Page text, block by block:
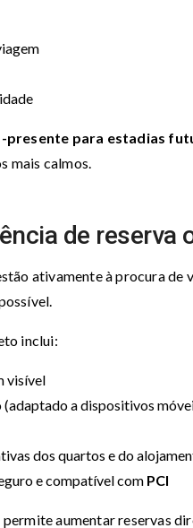
presente para estadias
mais calmos.
de reserva
ativamente à procura de
inclui:
visível
a dispositivos
dos quartos e do
e compatível com PCI
permite aumentar reservas